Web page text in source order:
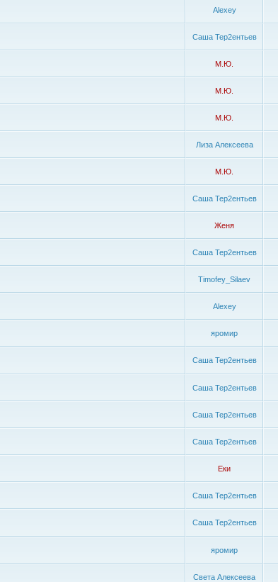
Alexey
Саша Тер2ентьев
М.Ю.
М.Ю.
М.Ю.
Лиза Алексеева
М.Ю.
Саша Тер2ентьев
Женя
Саша Тер2ентьев
Timofey_Silaev
Alexey
яромир
Саша Тер2ентьев
Саша Тер2ентьев
Саша Тер2ентьев
Саша Тер2ентьев
Еки
Саша Тер2ентьев
Саша Тер2ентьев
яромир
Света Алексеева